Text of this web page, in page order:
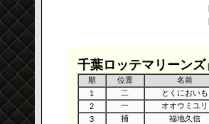
千葉ロッテマリーンズ
順
位置 名前
1
二 とくにおいも
2
一 オオウミユリ
3
捕 福地久信